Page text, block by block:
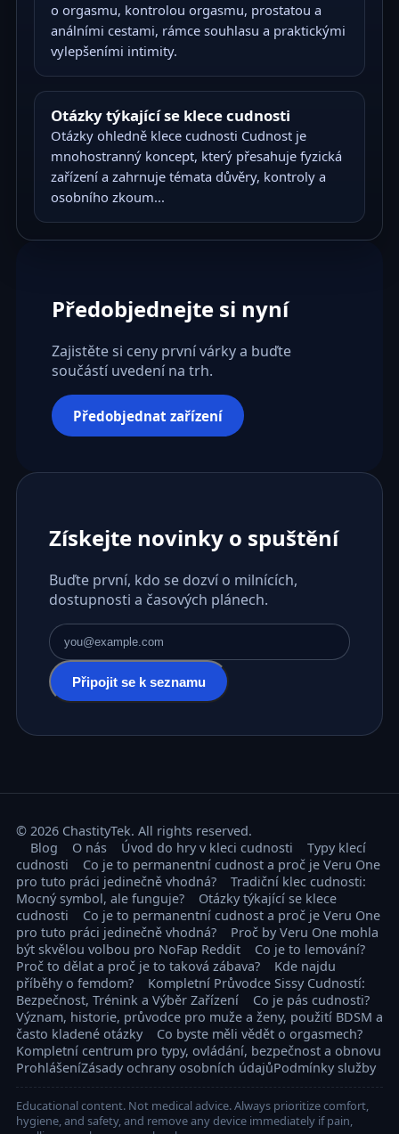
o orgasmu, kontrolou orgasmu, prostatou a
análními cestami, rámce souhlasu a praktickými
vylepšeními intimity.
Otázky týkající se klece cudnosti
Otázky ohledně klece cudnosti Cudnost je
mnohostranný koncept, který přesahuje fyzická
zařízení a zahrnuje témata důvěry, kontroly a
osobního zkoum...
Předobjednejte si nyní
Zajistěte si ceny první várky a buďte
součástí uvedení na trh.
Předobjednat zařízení
Získejte novinky o spuštění
Buďte první, kdo se dozví o milnících,
dostupnosti a časových plánech.
E-mailová adresa
Připojit se k seznamu
© 2026 ChastityTek. All rights reserved.
Blog
O nás Úvod do hry v kleci cudnosti
Typy klecí
cudnosti
Co je to permanentní cudnost a proč je Veru One
pro tuto práci jedinečně vhodná?
Tradiční klec cudnosti:
Mocný symbol, ale funguje?
Otázky týkající se klece
cudnosti
Co je to permanentní cudnost a proč je Veru One
pro tuto práci jedinečně vhodná?
Proč by Veru One mohla
být skvělou volbou pro NoFap Reddit
Co je to lemování?
Proč to dělat a proč je to taková zábava?
Kde najdu
příběhy o femdom?
Kompletní Průvodce Sissy Cudností:
Bezpečnost, Trénink a Výběr Zařízení
Co je pás cudnosti?
Význam, historie, průvodce pro muže a ženy, použití BDSM a
často kladené otázky
Co byste měli vědět o orgasmech?
Kompletní centrum pro typy, ovládání, bezpečnost a obnovu
ProhlášeníZásady ochrany osobních údajůPodmínky služby
Educational content. Not medical advice. Always prioritize comfort,
hygiene, and safety, and remove any device immediately if pain,